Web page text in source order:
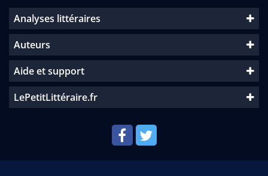
Analyses littéraires
Auteurs
Aide et support
LePetitLittéraire.fr